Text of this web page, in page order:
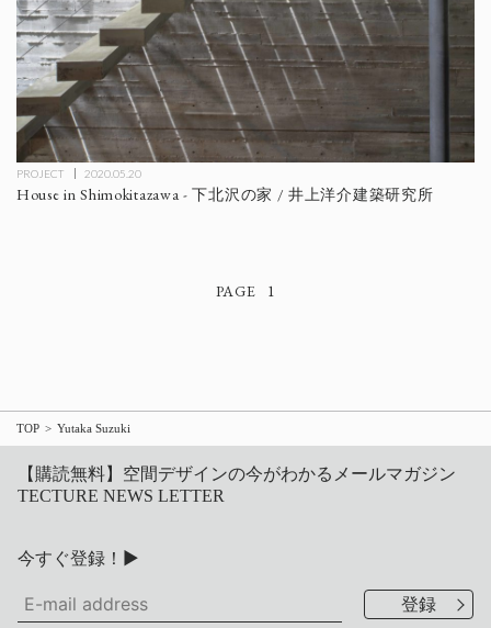
PROJECT 2020.05.20
House in Shimokitazawa - 下北沢の家 / 井上洋介建築研究所
1
TOP Yutaka Suzuki
【購読無料】空間デザインの今がわかるメールマガジン
TECTURE NEWS LETTER
今すぐ登録！▶